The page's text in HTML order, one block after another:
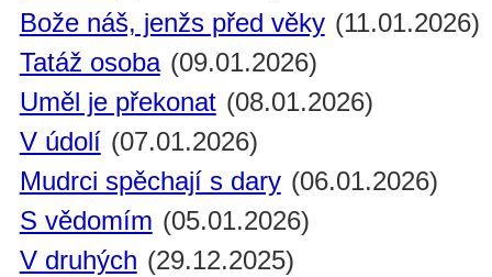
Bože náš, jenžs před věky (11.01.2026)
Tatáž osoba (09.01.2026)
Uměl je překonat (08.01.2026)
V údolí (07.01.2026)
Mudrci spěchají s dary (06.01.2026)
S vědomím (05.01.2026)
V druhých (29.12.2025)